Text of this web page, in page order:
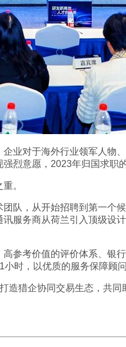
业对于海外行业领军人物
烈意愿，2023年归国求职
。
队，从开始招聘到第一个
服务商从荷兰引入顶级设
参考价值的评价体系、银
时，以优质的服务保障顾
猎企协同交易生态，共同